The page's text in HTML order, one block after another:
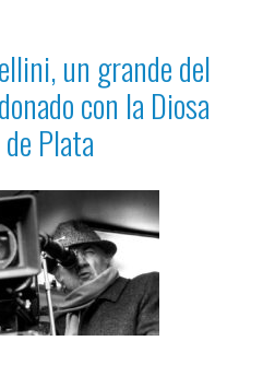
un grande del
con la Diosa
de Plata